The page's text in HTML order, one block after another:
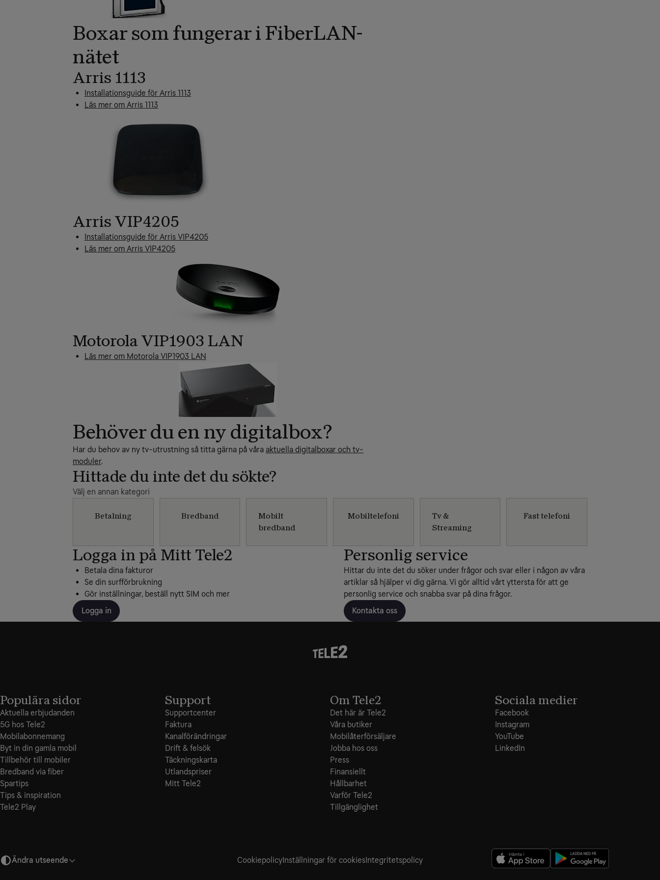
Boxar som fungerar i FiberLAN-
nätet
Arris 1113
Installationsguide för Arris 1113
Läs mer om Arris 1113
Arris VIP4205
Installationsguide för Arris VIP4205
Läs mer om Arris VIP4205
Motorola VIP1903 LAN
Läs mer om Motorola VIP1903 LAN
Behöver du en ny digitalbox?
Har du behov av ny tv-utrustning så titta gärna på våra aktuella digitalboxar och tv-
moduler.
Hittade du inte det du sökte?
Välj en annan kategori
Betalning Bredband
Mobilt
bredband
Mobiltelefoni
Tv &
Streaming
Fast telefoni
Logga in på Mitt Tele2
Betala dina fakturor
Se din surfförbrukning
Gör inställningar, beställ nytt SIM och mer
Logga in
Personlig service
Hittar du inte det du söker under frågor och svar eller i någon av våra
artiklar så hjälper vi dig gärna. Vi gör alltid vårt yttersta för att ge
personlig service och snabba svar på dina frågor.
Kontakta oss
Populära sidor
Aktuella erbjudanden
5G hos Tele2
Mobilabonnemang
Byt in din gamla mobil
Tillbehör till mobiler
Bredband via fiber
Spartips
Tips & inspiration
Tele2 Play
Support
Supportcenter
Faktura
Kanalförändringar
Drift & felsök
Täckningskarta
Utlandspriser
Mitt Tele2
Om Tele2
Det här är Tele2
Våra butiker
Mobilåterförsäljare
Jobba hos oss
Press
Finansiellt
Hållbarhet
Varför Tele2
Tillgänglighet
Sociala medier
Facebook
Instagram
YouTube
LinkedIn
Ändra utseende CookiepolicyInställningar för cookiesIntegritets­policy